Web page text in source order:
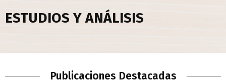
ESTUDIOS Y ANÁLISIS
Publicaciones Destacadas